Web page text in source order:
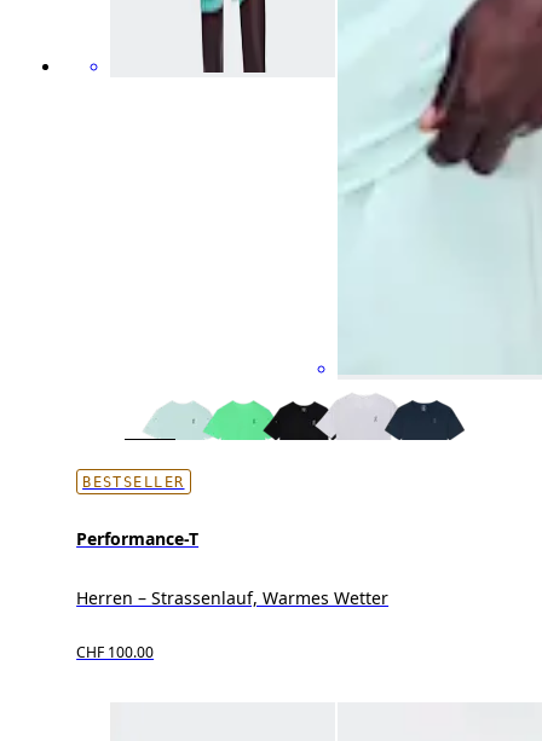
BESTSELLER
Performance-T
Herren – Strassenlauf, Warmes Wetter
CHF 100.00